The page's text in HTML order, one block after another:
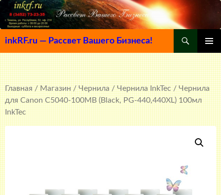
inkRF.ru — Рассвет Вашего Бизнеса!
МЕНЮ
К
СОДЕРЖИМОМУ
Главная/Магазин/Чернила/Чернила InkTec/ Чернила
для Canon C5040-100MB (Black, PG-440,440XL) 100мл
InkTec